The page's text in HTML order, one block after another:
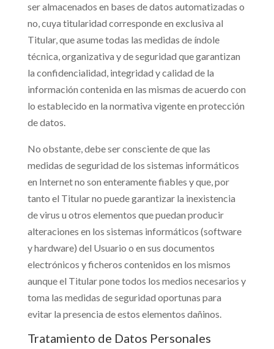
ser almacenados en bases de datos automatizadas o
no, cuya titularidad corresponde en exclusiva al
Titular, que asume todas las medidas de índole
técnica, organizativa y de seguridad que garantizan
la confidencialidad, integridad y calidad de la
información contenida en las mismas de acuerdo con
lo establecido en la normativa vigente en protección
de datos.
No obstante, debe ser consciente de que las
medidas de seguridad de los sistemas informáticos
en Internet no son enteramente fiables y que, por
tanto el Titular no puede garantizar la inexistencia
de virus u otros elementos que puedan producir
alteraciones en los sistemas informáticos (software
y hardware) del Usuario o en sus documentos
electrónicos y ficheros contenidos en los mismos
aunque el Titular pone todos los medios necesarios y
toma las medidas de seguridad oportunas para
evitar la presencia de estos elementos dañinos.
Tratamiento de Datos Personales